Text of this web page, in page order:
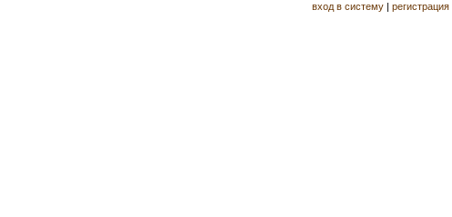
вход в систему | регистрация